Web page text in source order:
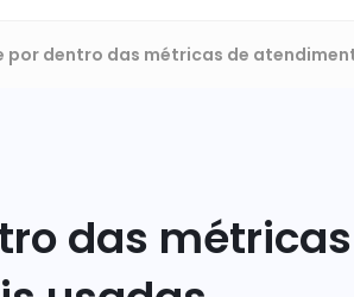
por dentro das métricas de
das